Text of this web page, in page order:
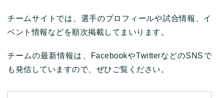
チームサイトでは、選手のプロフィールや試合情報、イ
ベント情報などを順次掲載してまいります。
チームの最新情報は、FacebookやTwitterなどのSNSで
も発信していますので、ぜひご覧ください。